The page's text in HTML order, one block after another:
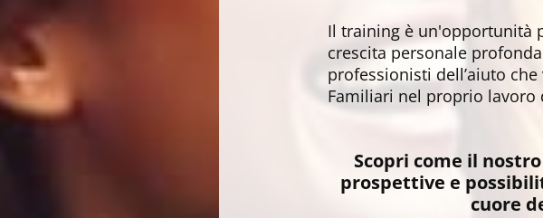
Il training è un'opportunità
crescita personale
professionisti dell’aiuto
Familiari nel proprio lavoro
Scopri come il
prospettive e
cuore